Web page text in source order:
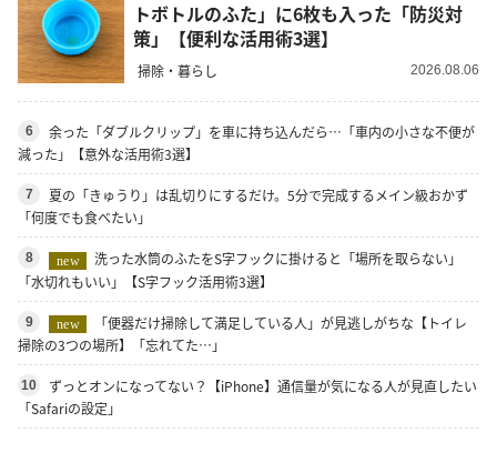
トボトルのふた」に6枚も入った「防災対
策」【便利な活用術3選】
掃除・暮らし 2026.08.06
6
余った「ダブルクリップ」を車に持ち込んだら…「車内の小さな不便が
減った」【意外な活用術3選】
7
夏の「きゅうり」は乱切りにするだけ。5分で完成するメイン級おかず
「何度でも食べたい」
8 new
洗った水筒のふたをS字フックに掛けると「場所を取らない」
「水切れもいい」【S字フック活用術3選】
9 new
「便器だけ掃除して満足している人」が見逃しがちな【トイレ
掃除の3つの場所】「忘れてた…」
10
ずっとオンになってない？【iPhone】通信量が気になる人が見直したい
「Safariの設定」